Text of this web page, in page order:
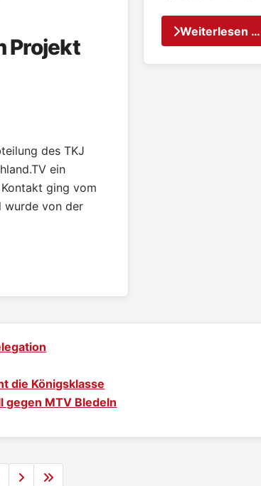
Projekt
des TKJ
ein
ging vom
wurde von der
Weiterlesen …
die Königsklasse
gegen MTV Bledeln